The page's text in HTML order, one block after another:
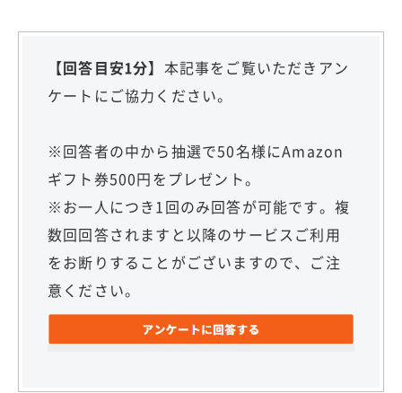
【回答目安1分】 本記事をご覧いただきアン
ケートにご協力ください。
※回答者の中から抽選で50名様にAmazon
ギフト券500円をプレゼント。
※お一人につき1回のみ回答が可能です。複
数回回答されますと以降のサービスご利用
をお断りすることがございますので、ご注
意ください。